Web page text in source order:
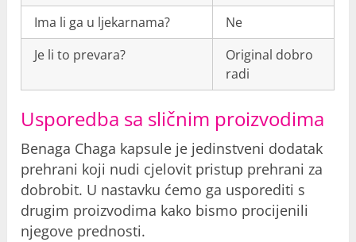
Ima li ga u ljekarnama?
Ne
Je li to prevara?
Original dobro
radi
Usporedba sa sličnim proizvodima
Benaga Chaga kapsule je jedinstveni dodatak
prehrani koji nudi cjelovit pristup prehrani za
dobrobit. U nastavku ćemo ga usporediti s
drugim proizvodima kako bismo procijenili
njegove prednosti.